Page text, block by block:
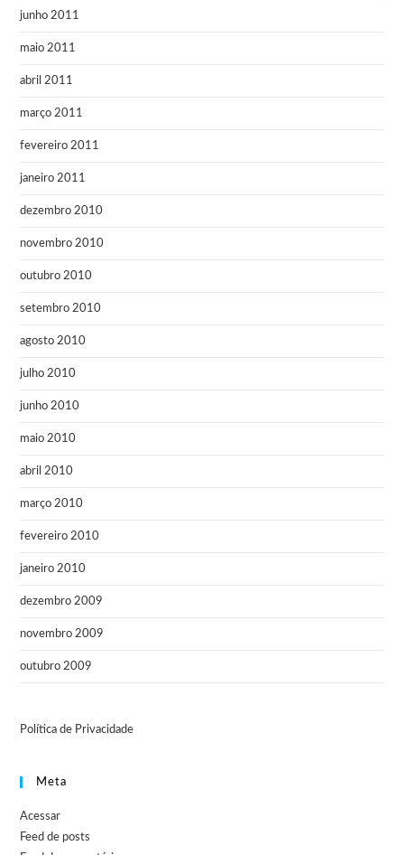
junho 2011
maio 2011
abril 2011
março 2011
fevereiro 2011
janeiro 2011
dezembro 2010
novembro 2010
outubro 2010
setembro 2010
agosto 2010
julho 2010
junho 2010
maio 2010
abril 2010
março 2010
fevereiro 2010
janeiro 2010
dezembro 2009
novembro 2009
outubro 2009
Política de Privacidade
Meta
Acessar
Feed de posts